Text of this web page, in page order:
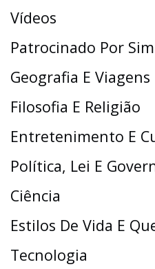
Vídeos
Patrocinado Por
Geografia E Viagens
Filosofia E Religião
Entretenimento E
Política, Lei E
Ciência
Estilos De Vida E
Tecnologia